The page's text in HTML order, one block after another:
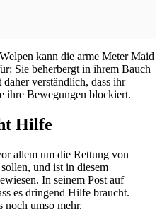
kann die arme Meter Maid
Sie beherbergt in ihrem Bauch
verständlich, dass ihr
ihre Bewegungen blockiert.
Hilfe
allem um die Rettung von
und ist in diesem
In seinem Post auf
es dringend Hilfe braucht.
noch umso mehr.